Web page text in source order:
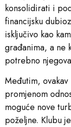
konsolidirati i
financijsku
isključivo kao
građanima, a ne
potrebno
Međutim,
promjenom
moguće nove
poželjne. Klubu